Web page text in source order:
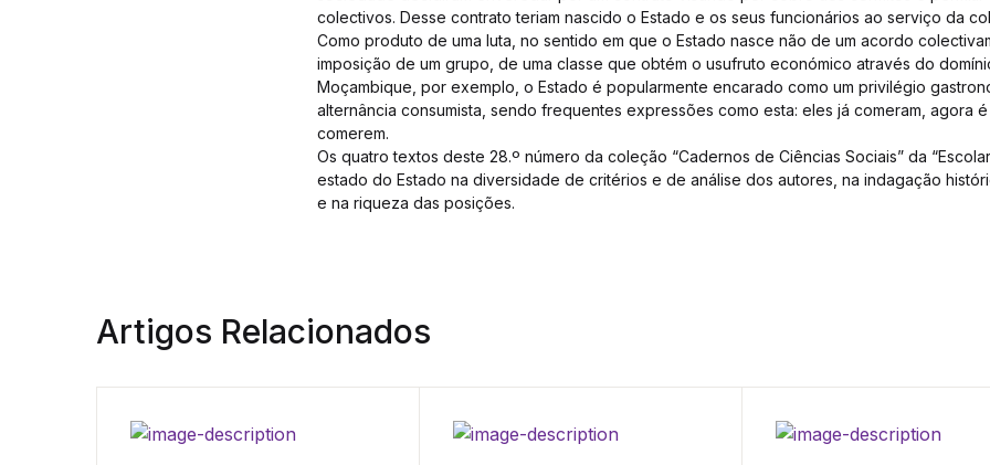
colectivos. Desse contrato teriam nascido o Estado e os seus funcionários ao serviço da
Como produto de uma luta, no sentido em que o Estado nasce não de um acordo
imposição de um grupo, de uma classe que obtém o usufruto económico através do
Moçambique, por exemplo, o Estado é popularmente encarado como um privilégio
alternância consumista, sendo frequentes expressões como esta: eles já comeram, agora
comerem.
Os quatro textos deste 28.º número da coleção “Cadernos de Ciências Sociais” da
estado do Estado na diversidade de critérios e de análise dos autores, na indagação
e na riqueza das posições.
Artigos Relacionados